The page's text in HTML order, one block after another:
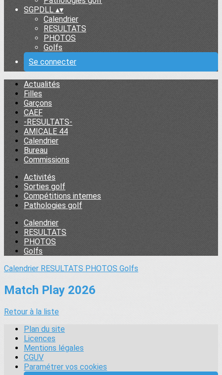
SGPDLL ▴▾
Calendrier
RESULTATS
PHOTOS
Golfs
Se connecter
Actualités
Filles
Garçons
CAEF
-RESULTATS-
AMICALE 44
Calendrier
Bureau
Commissions
Activités
Sorties golf
Compétitions internes
Pathologies golf
Calendrier
RESULTATS
PHOTOS
Golfs
Calendrier RESULTATS PHOTOS Golfs
Match Play 2026
Retour à la liste
Plan du site
Licences
Mentions légales
CGUV
Paramétrer vos cookies